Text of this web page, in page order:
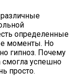
определенные
моменты. Но
гипноз. Почему
смогла успешно
просто.